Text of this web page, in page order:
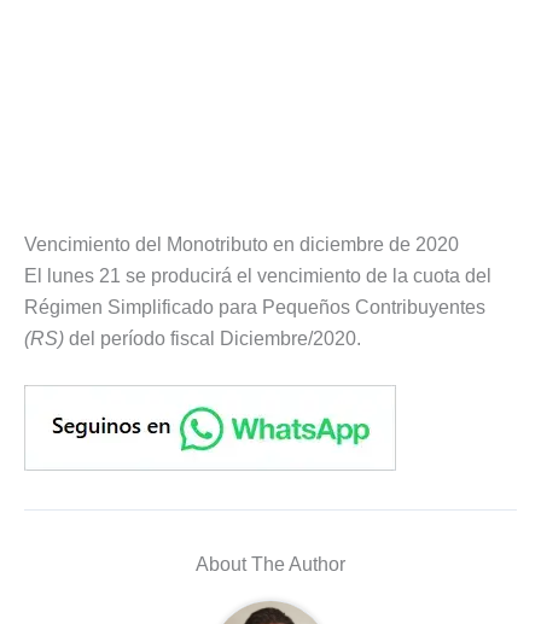
Vencimiento del Monotributo en diciembre de 2020
El lunes 21 se producirá el vencimiento de la cuota del
Régimen Simplificado para Pequeños Contribuyentes
(RS) del período fiscal Diciembre/2020.
About The Author